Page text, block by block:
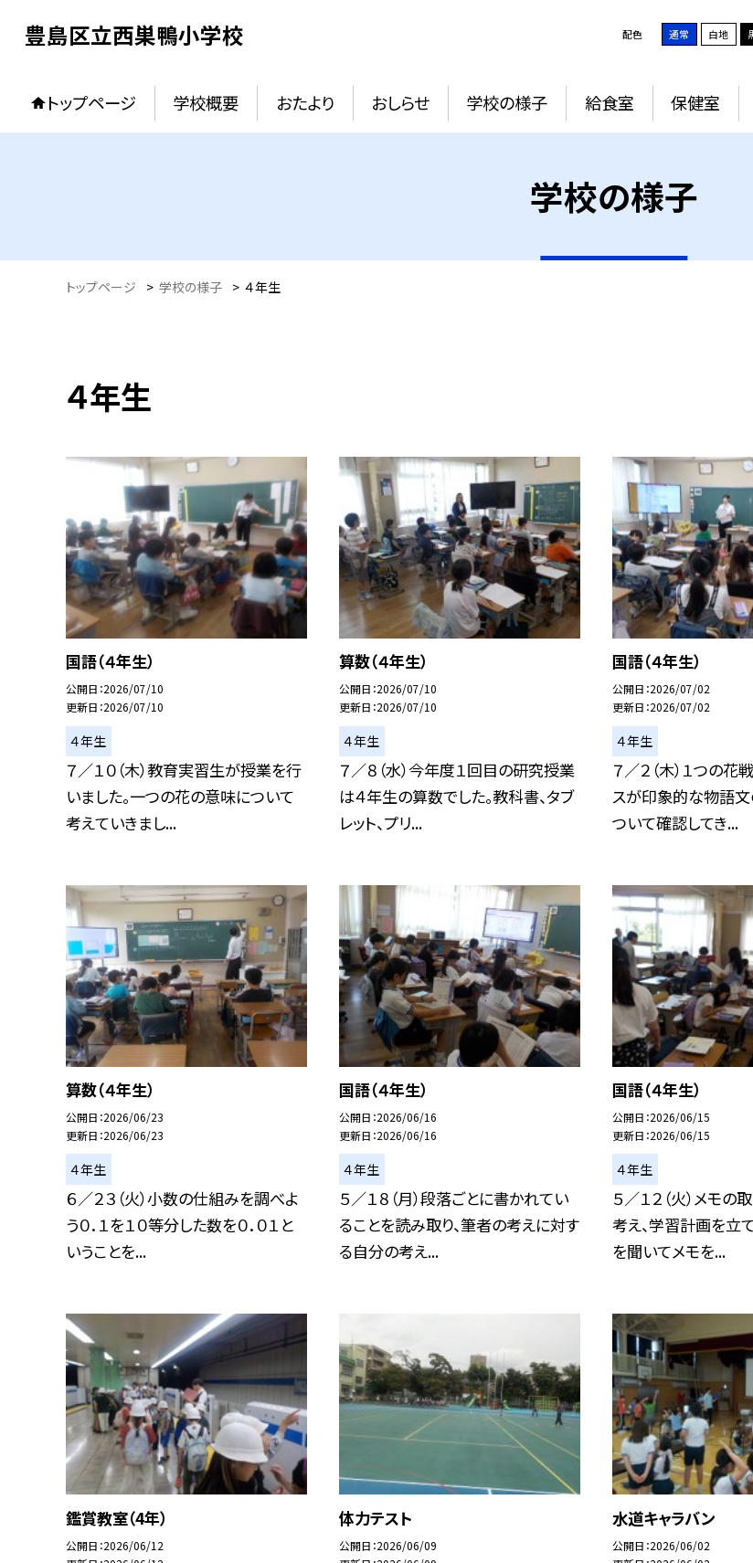
豊島区立西巣鴨小学校 配色 通常 白地
トップページ 学校概要 おたより おしらせ 学校の様子 給食室 保健室
学校の様子
トップページ > 学校の様子 > ４年生
４年生
国語（４年生）
公開日 2026/07/10
更新日 2026/07/10
４年生
７／１０（木）教育実習生が授業を行
いました。一つの花の意味について
考えていきまし...
算数（４年生）
公開日 2026/07/10
更新日 2026/07/10
４年生
７／８（水）今年度１回目の研究授業
は４年生の算数でした。教科書、タブ
レット、プリ...
国語（４年生）
公開日 2026/07/02
更新日 2026/07/02
４年生
７／２（木）１つの
スが印象的な物語
ついて確認してき...
算数（４年生）
公開日 2026/06/23
更新日 2026/06/23
４年生
６／２３（火）小数の仕組みを調べよ
う０．１を１０等分した数を０．０１と
いうことを...
国語（４年生）
公開日 2026/06/16
更新日 2026/06/16
４年生
５／１８（月）段落ごとに書かれてい
ることを読み取り、筆者の考えに対す
る自分の考え...
国語（４年生）
公開日 2026/06/15
更新日 2026/06/15
４年生
５／１２（火）メモの
考え、学習計画を立
を聞いてメモを...
鑑賞教室（4年）
公開日 2026/06/12
体力テスト
公開日 2026/06/09
水道キャラバン
公開日 2026/06/02